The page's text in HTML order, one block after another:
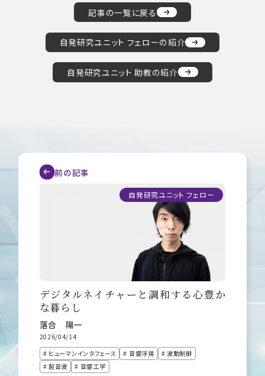
記事の一覧に戻る
自発研究ユニット フェローの紹介
自発研究ユニット 助教の紹介
前の記事
自発研究ユニット フェロー
デジタルネイチャーと調和する心豊か
な暮らし
落合 陽一
2026/04/14
# ヒューマンインタフェース
# 音響浮揚
# 波動制御
# 超音波
# 音響工学